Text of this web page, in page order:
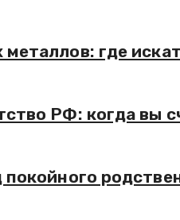
где
РФ: когда вы